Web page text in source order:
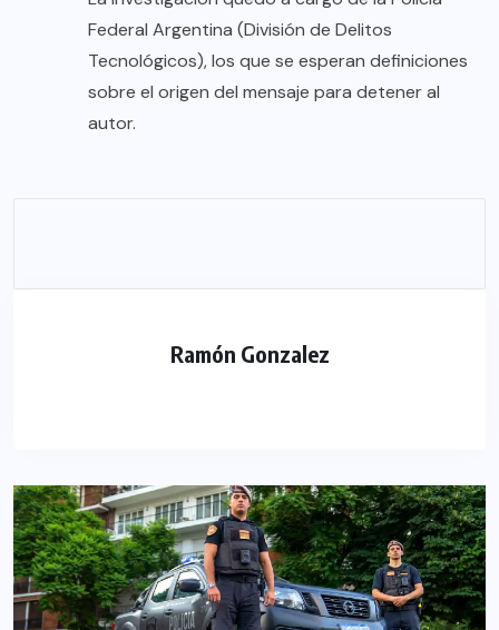
Federal Argentina (División de Delitos
Tecnológicos), los que se esperan definiciones
sobre el origen del mensaje para detener al
autor.
Ramón Gonzalez